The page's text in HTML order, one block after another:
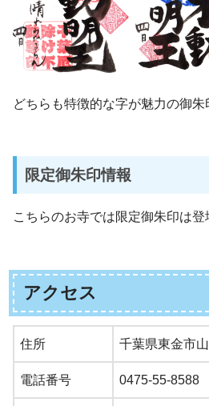
どちらも特徴的な字が魅力の御朱
限定御朱印情報
こちらのお寺では限定御朱印は登
アクセス
住所 千葉県東金市
電話番号 0475-55-8588